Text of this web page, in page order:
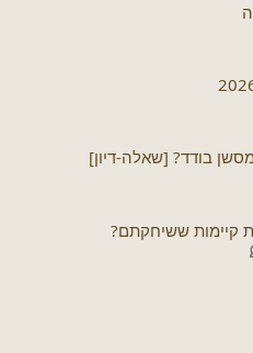
בודד? [שאלה-דיון]
קיימות ששיחקתם?